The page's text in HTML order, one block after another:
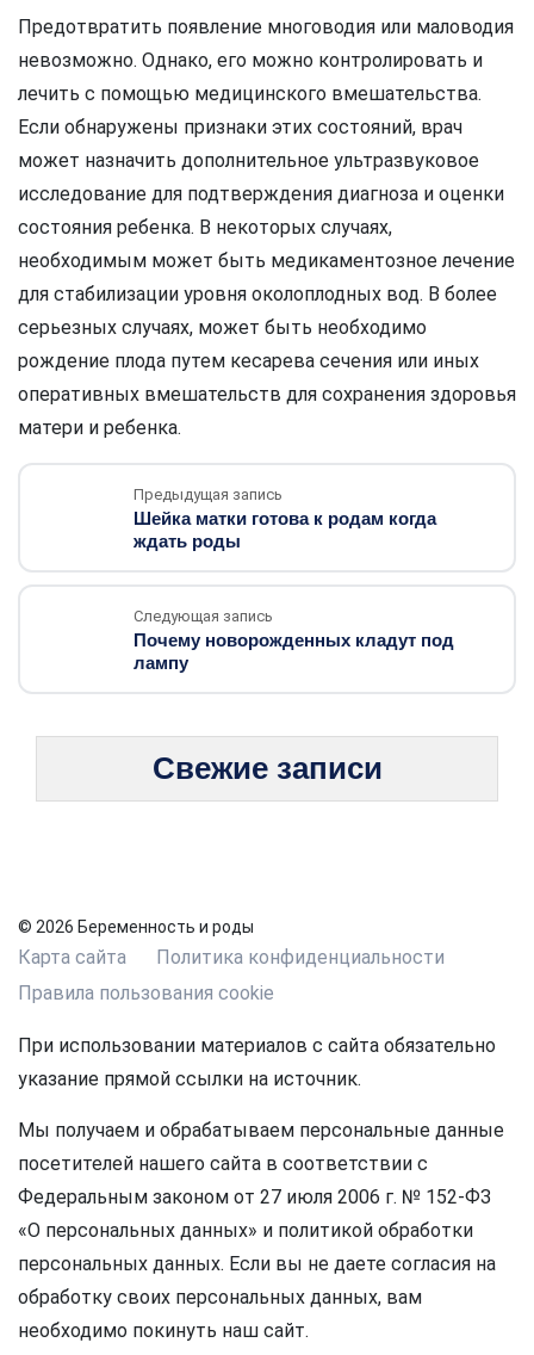
Предотвратить появление многоводия или маловодия
невозможно. Однако, его можно контролировать и
лечить с помощью медицинского вмешательства.
Если обнаружены признаки этих состояний, врач
может назначить дополнительное ультразвуковое
исследование для подтверждения диагноза и оценки
состояния ребенка. В некоторых случаях,
необходимым может быть медикаментозное лечение
для стабилизации уровня околоплодных вод. В более
серьезных случаях, может быть необходимо
рождение плода путем кесарева сечения или иных
оперативных вмешательств для сохранения здоровья
матери и ребенка.
Предыдущая запись
Шейка матки готова к родам когда
ждать роды
Следующая запись
Почему новорожденных кладут под
лампу
Свежие записи
© 2026 Беременность и роды
Карта сайта
Политика конфиденциальности
Правила пользования cookie
При использовании материалов с сайта обязательно
указание прямой ссылки на источник.
Мы получаем и обрабатываем персональные данные
посетителей нашего сайта в соответствии с
Федеральным законом от 27 июля 2006 г. № 152-ФЗ
«О персональных данных» и политикой обработки
персональных данных. Если вы не даете согласия на
обработку своих персональных данных, вам
необходимо покинуть наш сайт.